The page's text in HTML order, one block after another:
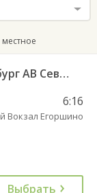
Красногвардейский п. — Екатеринбург АВ Северный 997
6:16
Вокзал Егоршино
Выбрать